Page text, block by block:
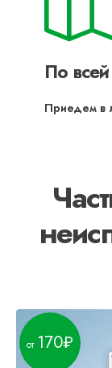
По
Приедем в
170